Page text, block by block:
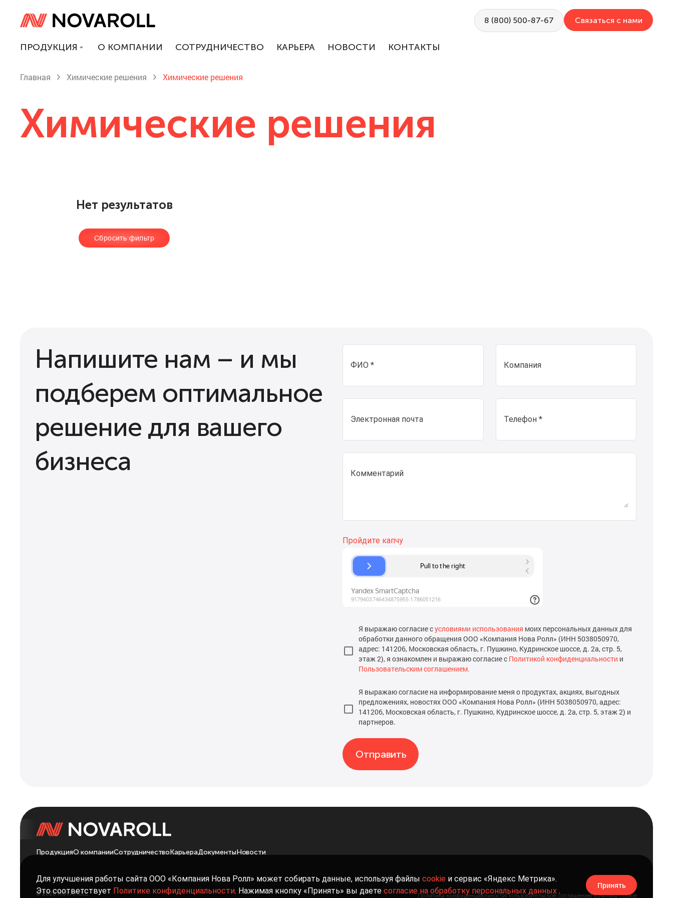
8 (800) 500-87-67 Связаться с нами
ПРОДУКЦИЯ О КОМПАНИИ СОТРУДНИЧЕСТВО КАРЬЕРА НОВОСТИ КОНТАКТЫ
Главная Химические решения Химические решения
Химические решения
Нет результатов
Сбросить фильтр
Напишите нам – и мы
подберем оптимальное
решение для вашего
бизнеса
ФИО * Компания
Электронная почта Телефон *
Комментарий
Я выражаю согласие сусловиями использования моих персональных данных для
обработки данного обращения ООО «Компания Нова Ролл» (ИНН 5038050970,
адрес: 141206, Московская область, г. Пушкино, Кудринское шоссе, д. 2а, стр. 5,
этаж 2), я ознакомлен и выражаю согласие с Политикой конфиденциальности и
Пользовательским соглашением.
Я выражаю согласие на информирование меня о продуктах, акциях, выгодных
предложениях, новостях ООО «Компания Нова Ролл» (ИНН 5038050970, адрес:
141206, Московская область, г. Пушкино, Кудринское шоссе, д. 2а, стр. 5, этаж 2) и
партнеров.
Отправить
ПродукцияО компанииСотрудничествоКарьераДокументыНовости
© 2026 NOVAROLL Политика конфиденциальностиПользовательское соглашениеПолитика cookie
Для улучшения работы сайта ООО «Компания Нова Ролл» может собирать данные, используя файлы cookie и сервис «Яндекс Метрика».
Это соответствует Политике конфиденциальности. Нажимая кнопку «Принять» вы даете согласие на обработку персональных данных .
Принять